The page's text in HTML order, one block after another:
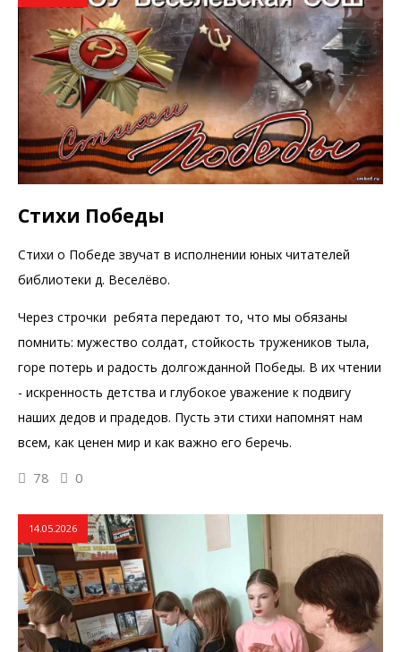
Стихи Победы
Стихи о Победе звучат в исполнении юных читателей
библиотеки д. Веселёво.
Через строчки ребята передают то, что мы обязаны
помнить: мужество солдат, стойкость тружеников тыла,
горе потерь и радость долгожданной Победы. В их чтении
- искренность детства и глубокое уважение к подвигу
наших дедов и прадедов. Пусть эти стихи напомнят нам
всем, как ценен мир и как важно его беречь.
78 0
14.05.2026